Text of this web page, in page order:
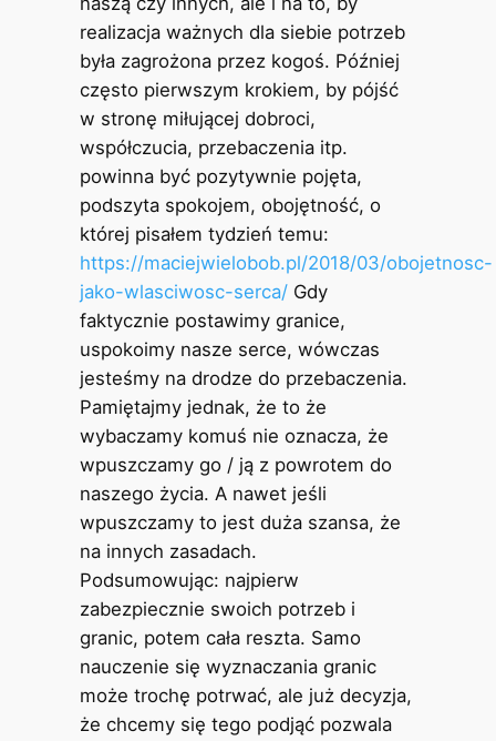
realizacja ważnych dla siebie potrzeb
była zagrożona przez kogoś. Później
często pierwszym krokiem, by pójść
w stronę miłującej dobroci,
współczucia, przebaczenia itp.
powinna być pozytywnie pojęta,
podszyta spokojem, obojętność, o
której pisałem tydzień temu:
https://maciejwielobob.pl/2018/03/obojetnosc-
jako-wlasciwosc-serca/Gdy
faktycznie postawimy granice,
uspokoimy nasze serce, wówczas
jesteśmy na drodze do przebaczenia.
Pamiętajmy jednak, że to że
wybaczamy komuś nie oznacza, że
wpuszczamy go / ją z powrotem do
naszego życia. A nawet jeśli
wpuszczamy to jest duża szansa, że
na innych zasadach.
Podsumowując: najpierw
zabezpiecznie swoich potrzeb i
granic, potem cała reszta. Samo
nauczenie się wyznaczania granic
może trochę potrwać, ale już decyzja,
że chcemy się tego podjąć pozwala